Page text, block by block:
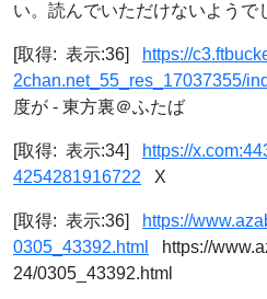
い。読んでいただけないようで
[取得: 表示:36]
https://
2chan.net_55_res_17037355/
度が - 東方裏＠ふたば
[取得: 表示:34]
https://
4254281916722 X
[取得: 表示:36]
https://
0305_43392.html
https://
24/0305_43392.html